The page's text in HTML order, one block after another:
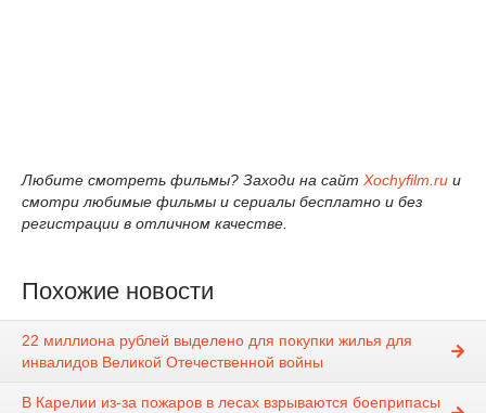
Любите смотреть фильмы? Заходи на сайт Xochyfilm.ru и
смотри любимые фильмы и сериалы бесплатно и без
регистрации в отличном качестве.
Похожие новости
22 миллиона рублей выделено для покупки жилья для
инвалидов Великой Отечественной войны
В Карелии из-за пожаров в лесах взрываются боеприпасы